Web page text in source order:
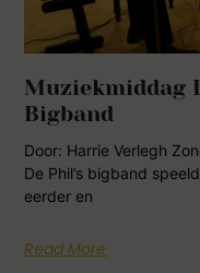
Muziekmiddag
Bigband
Door: Harrie Verlegh
De Phil’s bigband
eerder en
Read More